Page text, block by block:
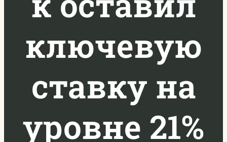
ключевую
ставку на
уровне 21%